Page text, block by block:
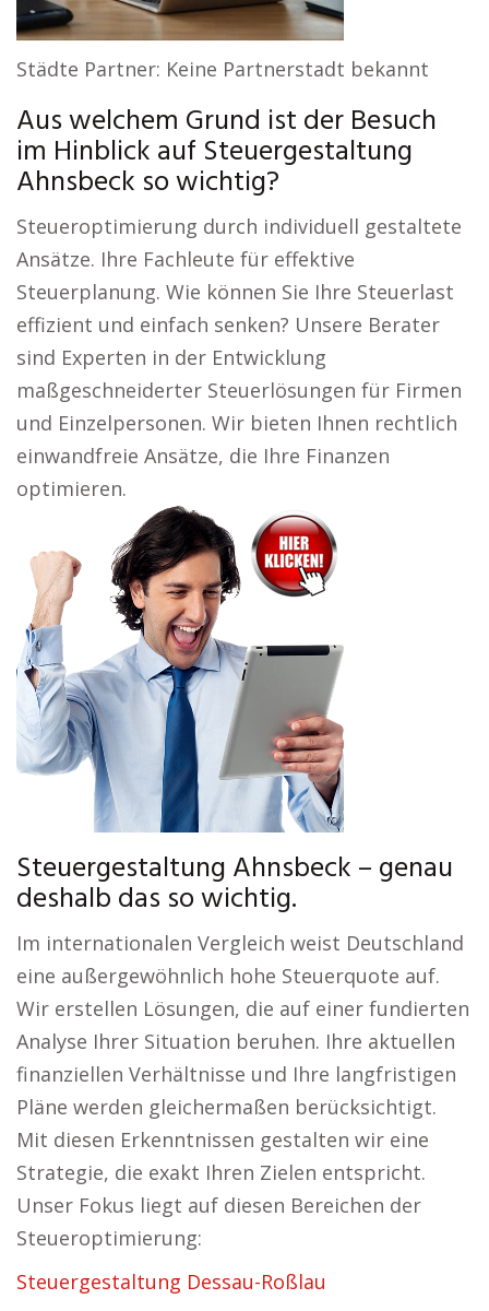
Städte Partner: Keine Partnerstadt bekannt
Aus welchem Grund ist der Besuch
im Hinblick auf Steuergestaltung
Ahnsbeck so wichtig?
Steueroptimierung durch individuell gestaltete
Ansätze. Ihre Fachleute für effektive
Steuerplanung. Wie können Sie Ihre Steuerlast
effizient und einfach senken? Unsere Berater
sind Experten in der Entwicklung
maßgeschneiderter Steuerlösungen für Firmen
und Einzelpersonen. Wir bieten Ihnen rechtlich
einwandfreie Ansätze, die Ihre Finanzen
optimieren.
Steuergestaltung Ahnsbeck – genau
deshalb das so wichtig.
Im internationalen Vergleich weist Deutschland
eine außergewöhnlich hohe Steuerquote auf.
Wir erstellen Lösungen, die auf einer fundierten
Analyse Ihrer Situation beruhen. Ihre aktuellen
finanziellen Verhältnisse und Ihre langfristigen
Pläne werden gleichermaßen berücksichtigt.
Mit diesen Erkenntnissen gestalten wir eine
Strategie, die exakt Ihren Zielen entspricht.
Unser Fokus liegt auf diesen Bereichen der
Steueroptimierung:
Steuergestaltung Dessau-Roßlau